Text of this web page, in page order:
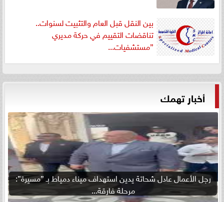
بين النقل قبل العام والتثبيت لسنوات..
تناقضات التقييم في حركة مديري
”مستشفيات...
أخبار تهمك
رجل الأعمال عادل شحاتة يدين استهداف ميناء دمياط بـ ”مسيرة”:
مرحلة فارقة...